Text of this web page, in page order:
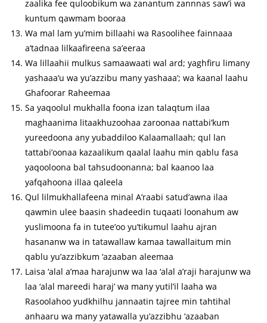
zaalika fee quloobikum wa zanantum zannnas saw’i wa
kuntum qawmam booraa
Wa mal lam yu’mim billaahi wa Rasoolihee fainnaaa
a’tadnaa lilkaafireena sa’eeraa
Wa lillaahii mulkus samaawaati wal ard; yaghfiru limany
yashaaa’u wa yu’azzibu many yashaaa’; wa kaanal laahu
Ghafoorar Raheemaa
Sa yaqoolul mukhalla foona izan talaqtum ilaa
maghaanima litaakhuzoohaa zaroonaa nattabi’kum
yureedoona any yubaddiloo Kalaamallaah; qul lan
tattabi’oonaa kazaalikum qaalal laahu min qablu fasa
yaqooloona bal tahsudoonanna; bal kaanoo laa
yafqahoona illaa qaleela
Qul lilmukhallafeena minal A’raabi satud’awna ilaa
qawmin ulee baasin shadeedin tuqaati loonahum aw
yuslimoona fa in tutee’oo yu’tikumul laahu ajran
hasananw wa in tatawallaw kamaa tawallaitum min
qablu yu’azzibkum ‘azaaban aleemaa
Laisa ‘alal a’maa harajunw wa laa ‘alal a’raji harajunw wa
laa ‘alal mareedi haraj’ wa many yutil’il laaha wa
Rasoolahoo yudkhilhu jannaatin tajree min tahtihal
anhaaru wa many yatawalla yu’azzibhu ‘azaaban